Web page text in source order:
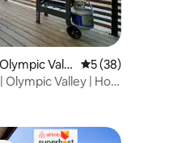
Valle Средна оценка:
5 (38)
Olympic Valley | Hot